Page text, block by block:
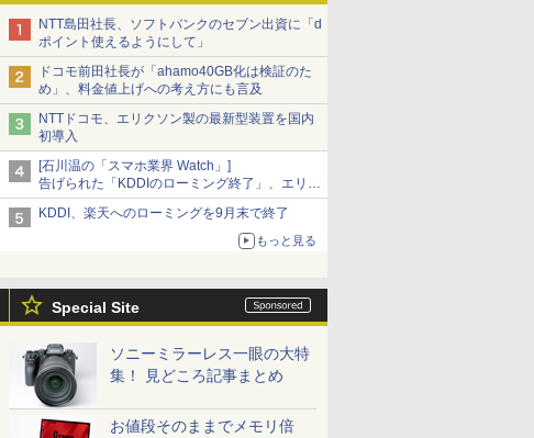
NTT島田社長、ソフトバンクのセブン出資に「d
ポイント使えるようにして」
ドコモ前田社長が「ahamo40GB化は検証のた
め」、料金値上げへの考え方にも言及
NTTドコモ、エリクソン製の最新型装置を国内
初導入
[石川温の「スマホ業界 Watch」]
告げられた「KDDIのローミング終了」、エリア
マップの落とし穴と楽天モバイルの課題
KDDI、楽天へのローミングを9月末で終了
もっと見る
Special Site
ソニーミラーレス一眼の大特
集！ 見どころ記事まとめ
お値段そのままでメモリ倍